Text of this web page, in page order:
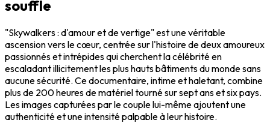
souffle
"Skywalkers : d'amour et de vertige" est une véritable
ascension vers le cœur, centrée sur l'histoire de deux amoureux
passionnés et intrépides qui cherchent la célébrité en
escaladant illicitement les plus hauts bâtiments du monde sans
aucune sécurité. Ce documentaire, intime et haletant, combine
plus de 200 heures de matériel tourné sur sept ans et six pays.
Les images capturées par le couple lui-même ajoutent une
authenticité et une intensité palpable à leur histoire.